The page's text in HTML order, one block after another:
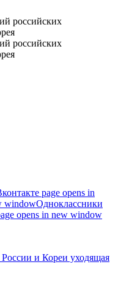
российских
российских
page opens in
windowОдноклассники
opens in new window
и Кореи уходящая